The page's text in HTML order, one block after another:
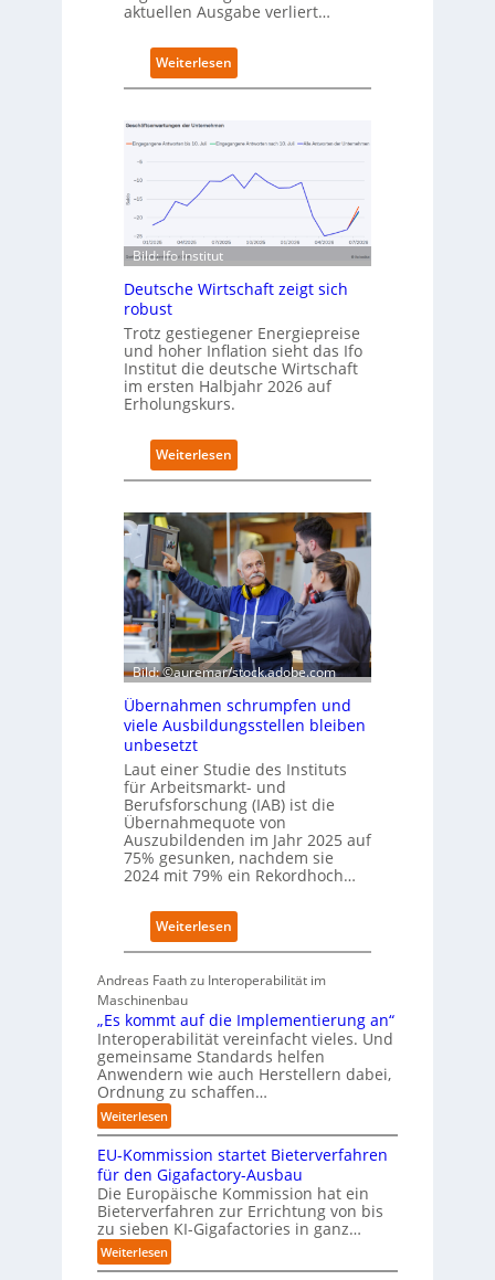
e
n
e
u
C
a
m
s
aktuellen Ausgabe verliert…
Weiterlesen:
D
t
c
a
i
B
i
t
k
m
-
D
S
I
-
I
n
d
e
x
a
f
P
a
t
z
1
Bild: Ifo Institut
Deutsche Wirtschaft zeigt sich
robust
Trotz gestiegener Energiepreise
und hoher Inflation sieht das Ifo
Institut die deutsche Wirtschaft
im ersten Halbjahr 2026 auf
Erholungskurs.
Weiterlesen:
D
u
t
s
c
h
e
W
i
r
s
c
a
f
t
z
e
i
t
s
i
h
o
b
u
s
Bild: ©auremar/stock.adobe.com
Übernahmen schrumpfen und
viele Ausbildungsstellen bleiben
unbesetzt
Laut einer Studie des Instituts
für Arbeitsmarkt- und
Berufsforschung (IAB) ist die
Übernahmequote von
Auszubildenden im Jahr 2025 auf
75% gesunken, nachdem sie
2024 mit 79% ein Rekordhoch…
Weiterlesen:
Ü
e
n
a
h
m
e
c
h
r
u
Andreas Faath zu Interoperabilität im
Maschinenbau
„Es kommt auf die Implementierung an“
Interoperabilität vereinfacht vieles. Und
gemeinsame Standards helfen
Anwendern wie auch Herstellern dabei,
Ordnung zu schaffen…
Weiterlesen:
„
E
s
k
o
m
m
t
EU-Kommission startet Bieterverfahren
für den Gigafactory-Ausbau
Die Europäische Kommission hat ein
Bieterverfahren zur Errichtung von bis
zu sieben KI-Gigafactories in ganz…
Weiterlesen:
E